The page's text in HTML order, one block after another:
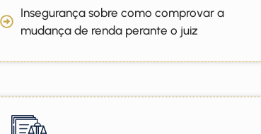
Insegurança sobre como comprovar a
mudança de renda perante o juiz